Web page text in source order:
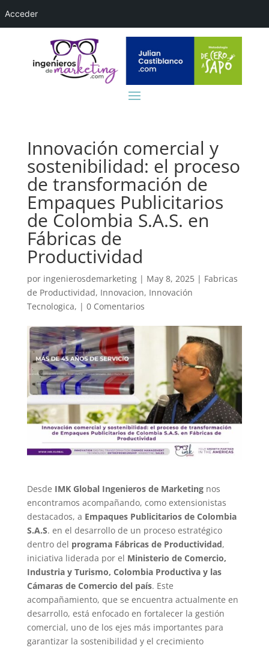
Innovación comercial y
sostenibilidad: el proceso
de transformación de
Empaques Publicitarios
de Colombia S.A.S. en
Fábricas de
Productividad
por ingenierosdemarketing| May 8, 2025| Fabricas
de Productividad, Innovacion, Innovación
Tecnologica, | 0 Comentarios
Desde IMK Global Ingenieros de Marketingnos
encontramos acompañando, como extensionistas
destacados, a Empaques Publicitarios de Colombia
S.A.S. en el desarrollo de un proceso estratégico
dentro del programa Fábricas de Productividad,
iniciativa liderada por el Ministerio de Comercio,
Industria y Turismo, Colombia Productiva y las
Cámaras de Comercio del país. Este
acompañamiento, que se encuentra actualmente en
desarrollo, está enfocado en fortalecer la gestión
comercial, uno de los ejes más importantes para
garantizar la sostenibilidad y el crecimiento
Acceder